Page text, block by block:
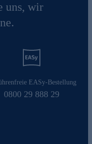
uns, wir
EASy-Bestellung
0800 29 888 29